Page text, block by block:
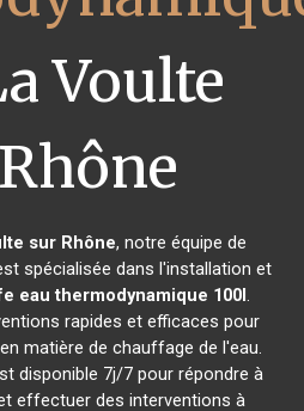
Voulte
sur Rhône, notre équipe de
spécialisée dans l'installation et
eau thermodynamique 100l.
rapides et efficaces pour
matière de chauffage de l'eau.
disponible 7j/7 pour répondre à
effectuer des interventions à